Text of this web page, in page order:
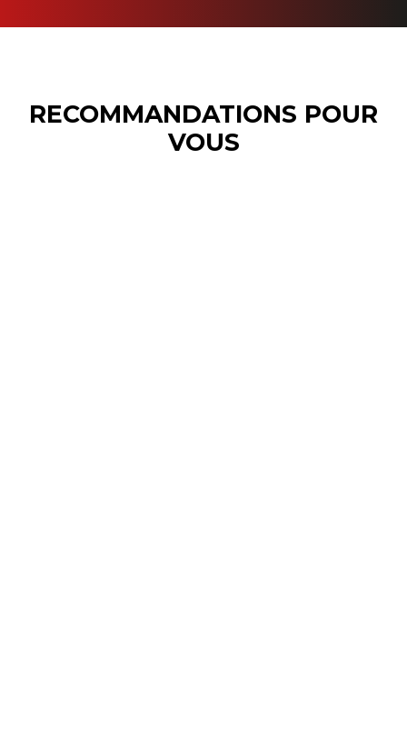
RECOMMANDATIONS POUR
VOUS